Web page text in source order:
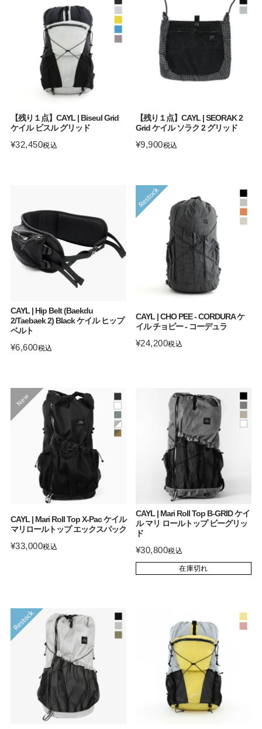
【残り１点】CAYL | Biseul Grid
ケイル ビスル グリッド
¥32,450税込
【残り１点】CAYL | SEORAK 2
Grid ケイル ソラク 2 グリッド
¥9,900税込
CAYL | Hip Belt (Baekdu
2/Taebaek 2) Black ケイル ヒップ
ベルト
¥6,600税込
CAYL | CHO PEE - CORDURA ケ
イル チョピー - コーデュラ
¥24,200税込
CAYL | Mari Roll Top X-Pac ケイル
マリロールトップ エックスパック
¥33,000税込
CAYL | Mari Roll Top B-GRID ケイ
ル マリ ロールトップ ビーグリッ
ド
¥30,800税込
在庫切れ